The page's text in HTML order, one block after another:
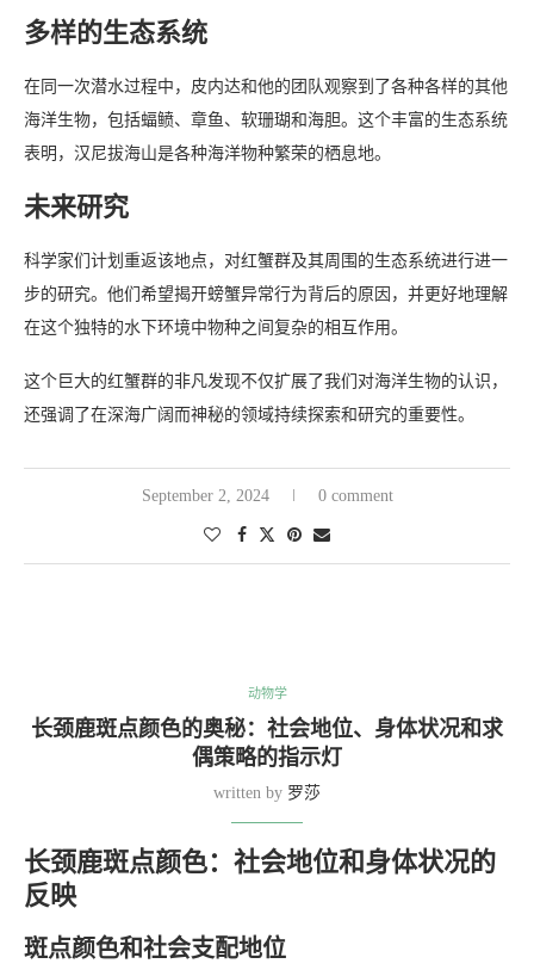
多样的生态系统
在同一次潜水过程中，皮内达和他的团队观察到了各种各样的其他
海洋生物，包括蝠鲼、章鱼、软珊瑚和海胆。这个丰富的生态系统
表明，汉尼拔海山是各种海洋物种繁荣的栖息地。
未来研究
科学家们计划重返该地点，对红蟹群及其周围的生态系统进行进一
步的研究。他们希望揭开螃蟹异常行为背后的原因，并更好地理解
在这个独特的水下环境中物种之间复杂的相互作用。
这个巨大的红蟹群的非凡发现不仅扩展了我们对海洋生物的认识，
还强调了在深海广阔而神秘的领域持续探索和研究的重要性。
September 2, 2024 0 comment
动物学
长颈鹿斑点颜色的奥秘：社会地位、身体状况和求
偶策略的指示灯
written by 罗莎
长颈鹿斑点颜色：社会地位和身体状况的
反映
斑点颜色和社会支配地位